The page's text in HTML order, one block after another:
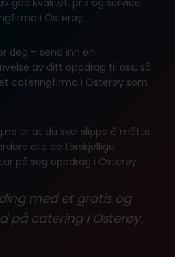
god kvalitet, pris og service
i Osterøy.
deg – send inn en
av ditt oppdrag til oss, så
cateringfirma i Osterøy som
er at du skal slippe å måtte
alle de forskjellige
på seg oppdrag i Osterøy.
med et gratis og
på catering i Osterøy.